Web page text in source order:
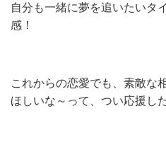
自分も一緒に夢を追いたいタ
感！
これからの恋愛でも、素敵な
ほしいな～って、つい応援し